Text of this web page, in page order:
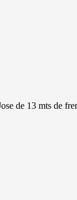
de 13 mts de